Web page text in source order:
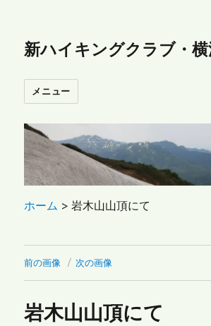
新ハイキングクラブ・
メニュー
ホーム >岩木山山頂にて
前の画像 次の画像
岩木山山頂にて